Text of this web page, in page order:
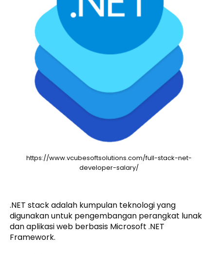
https://www.vcubesoftsolutions.com/full-stack-net-
developer-salary/
.NET stack adalah kumpulan teknologi yang
digunakan untuk pengembangan perangkat lunak
dan aplikasi web berbasis Microsoft .NET
Framework.